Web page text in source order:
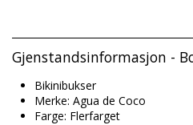
Gjenstandsinformasjon -
Bikinibukser
Merke: Agua de Coco
Farge: Flerfarget